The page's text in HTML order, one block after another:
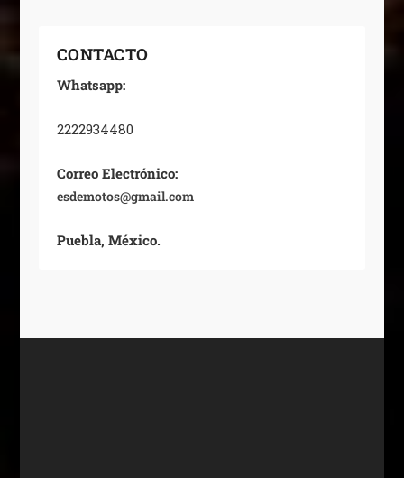
CONTACTO
Whatsapp:
2222934480
Correo Electrónico:
esdemotos@gmail.com
Puebla, México.